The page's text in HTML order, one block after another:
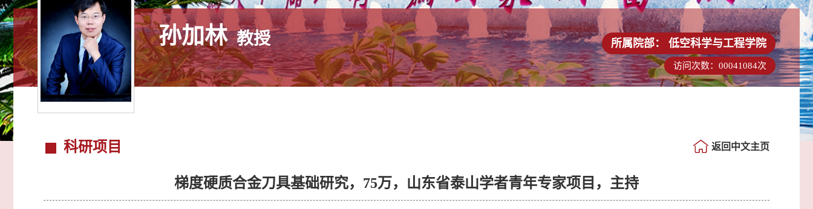
孙加林 教授 所属院部： 低空科学与工程学院
访问次数： 00041084次
科研项目 返回中文主页
梯度硬质合金刀具基础研究，75万，山东省泰山学者青年专家项目，主持